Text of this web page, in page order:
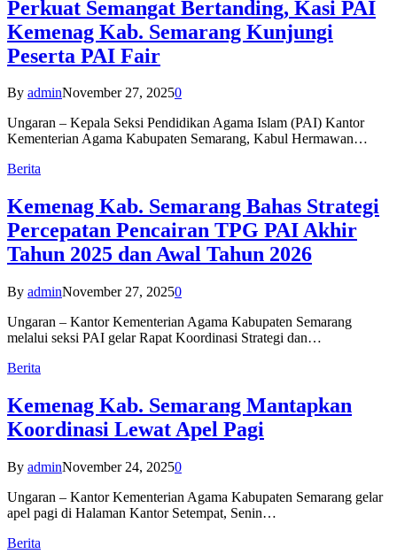
Perkuat Semangat Bertanding, Kasi PAI
Kemenag Kab. Semarang Kunjungi
Peserta PAI Fair
By adminNovember 27, 20250
Ungaran – Kepala Seksi Pendidikan Agama Islam (PAI) Kantor
Kementerian Agama Kabupaten Semarang, Kabul Hermawan…
Berita
Kemenag Kab. Semarang Bahas Strategi
Percepatan Pencairan TPG PAI Akhir
Tahun 2025 dan Awal Tahun 2026
By adminNovember 27, 20250
Ungaran – Kantor Kementerian Agama Kabupaten Semarang
melalui seksi PAI gelar Rapat Koordinasi Strategi dan…
Berita
Kemenag Kab. Semarang Mantapkan
Koordinasi Lewat Apel Pagi
By adminNovember 24, 20250
Ungaran – Kantor Kementerian Agama Kabupaten Semarang gelar
apel pagi di Halaman Kantor Setempat, Senin…
Berita